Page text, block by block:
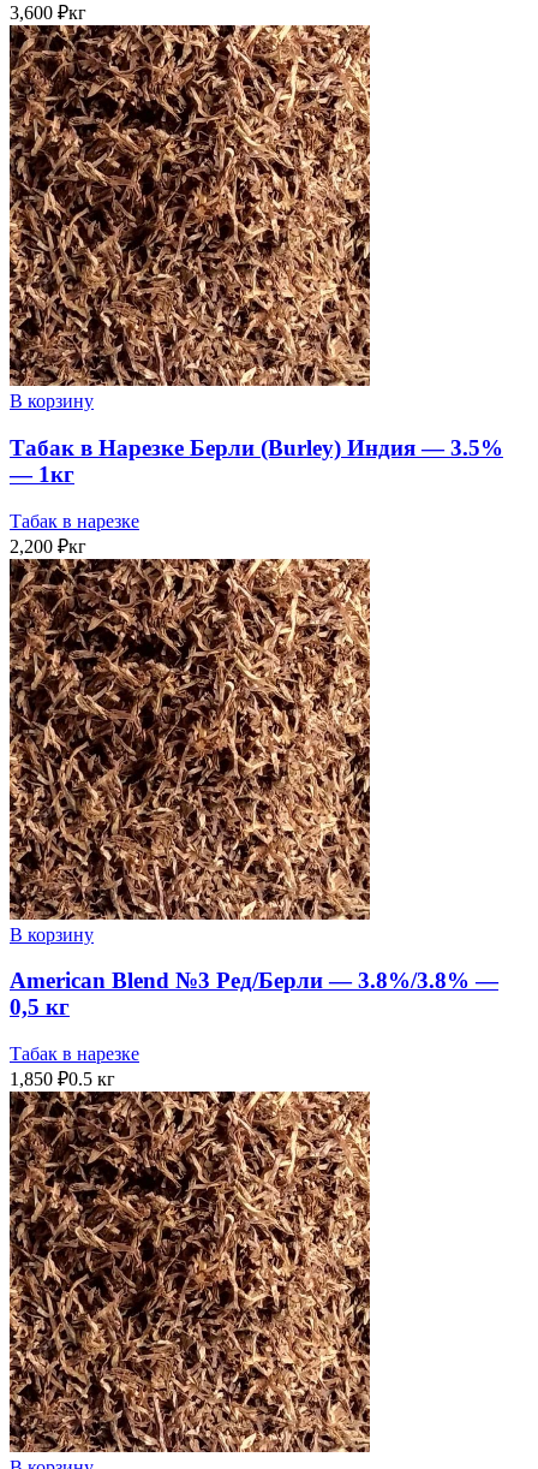
3,600 ₽кг
В корзину
Табак в Нарезке Берли (Burley) Индия — 3.5%
— 1кг
Табак в нарезке
2,200 ₽кг
В корзину
American Blend №3 Ред/Берли — 3.8%/3.8% —
0,5 кг
Табак в нарезке
1,850 ₽0.5 кг